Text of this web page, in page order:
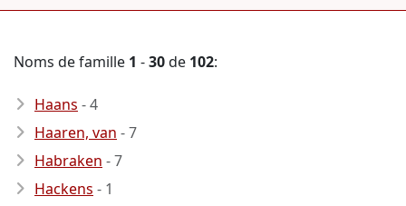
Noms de famille 1 -30de 102:
Haans - 4
Haaren, van - 7
Habraken - 7
Hackens - 1